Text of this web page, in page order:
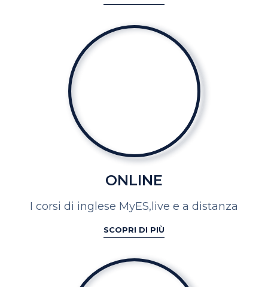
ONLINE
I corsi di inglese MyES, live e a distanza
SCOPRI DI PIÙ